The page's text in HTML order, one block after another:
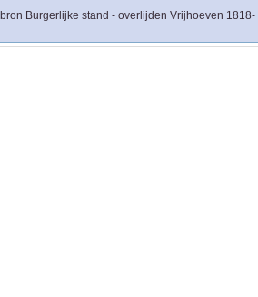
bron Burgerlijke stand - overlijden Vrijhoeven 1818-